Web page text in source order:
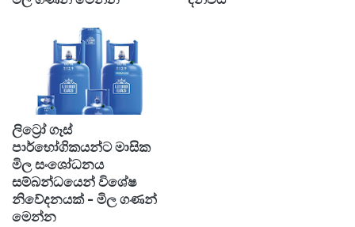
ලිට්‍රෝ ගෑස්
පාර්භෝගිකයන්ට මාසික
මිල සංශෝධනය
සම්බන්ධයෙන් විශේෂ
නිවේදනයක් - මිල ගණන්
මෙන්න